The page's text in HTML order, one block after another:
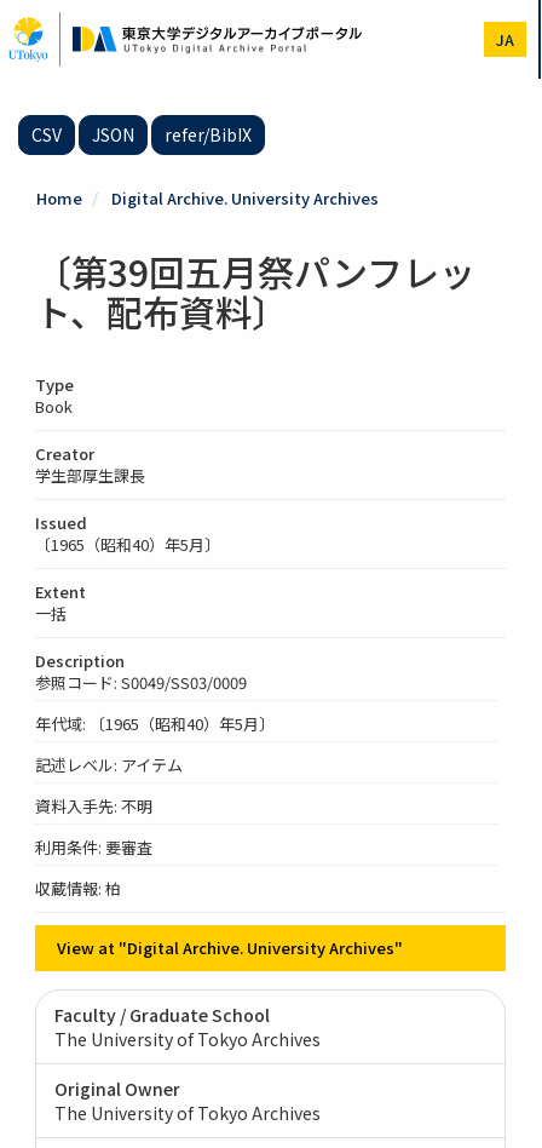
to
main
JA
CSV JSON refer/BibIX
Home Digital Archive. University Archives
〔第39回五月祭パンフレッ
ト、配布資料〕
Type
Book
Creator
学生部厚生課長
Issued
〔1965（昭和40）年5月〕
Extent
一括
Description
参照コード: S0049/SS03/0009
年代域: 〔1965（昭和40）年5月〕
記述レベル: アイテム
資料入手先: 不明
利用条件: 要審査
収蔵情報: 柏
View at "Digital Archive. University Archives"
Faculty / Graduate School
The University of Tokyo Archives
Original Owner
The University of Tokyo Archives